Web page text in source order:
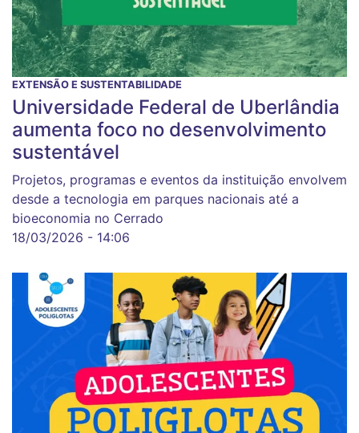
EXTENSÃO E SUSTENTABILIDADE
Universidade Federal de Uberlândia
aumenta foco no desenvolvimento
sustentável
Projetos, programas e eventos da instituição envolvem
desde a tecnologia em parques nacionais até a
bioeconomia no Cerrado
18/03/2026 - 14:06